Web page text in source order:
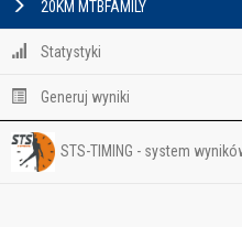
20KM MTBFAMILY
Statystyki
Generuj wyniki
STS-TIMING - system